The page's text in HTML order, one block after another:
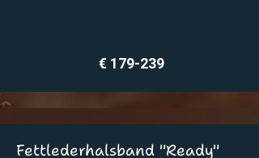
€ 179-239
Fettlederhalsband "Ready"